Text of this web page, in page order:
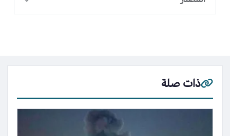
ذات صلة